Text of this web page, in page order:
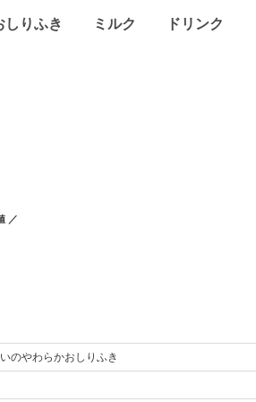
しりふき ミルク ドリンク
／
のやわらかおしりふき